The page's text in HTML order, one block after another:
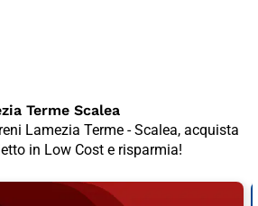
Terme Scalea
Lamezia Terme - Scalea, acquista
in Low Cost e risparmia!